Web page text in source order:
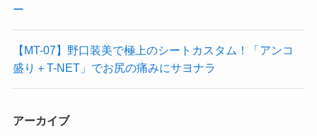
ー
【MT-07】野口装美で極上のシートカスタム！「アンコ
盛り＋T-NET」でお尻の痛みにサヨナラ
アーカイブ